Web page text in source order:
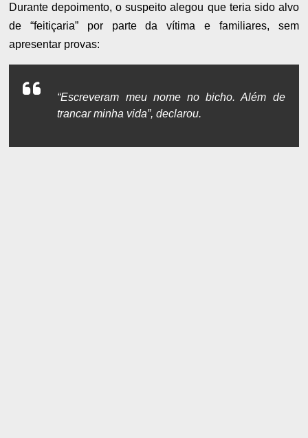
Durante depoimento, o suspeito alegou que teria sido alvo
de “feitiçaria” por parte da vítima e familiares, sem
apresentar provas:
“Escreveram meu nome no bicho. Além de
trancar minha vida”, declarou.